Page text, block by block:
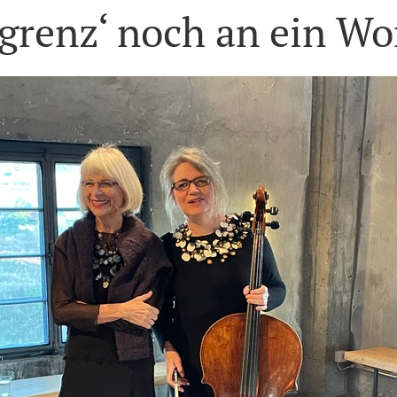
noch an ein